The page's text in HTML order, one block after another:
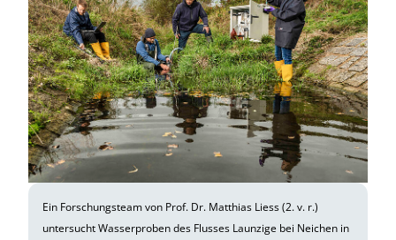
Ein Forschungsteam von Prof. Dr. Matthias Liess (2. v. r.)
untersucht Wasserproben des Flusses Launzige bei Neichen in